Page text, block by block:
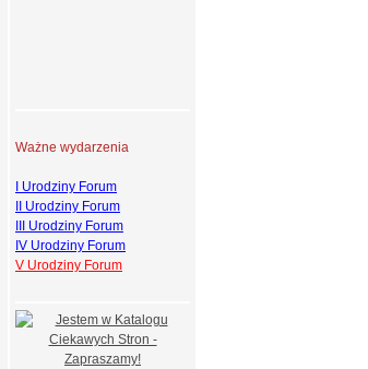
Ważne wydarzenia
I Urodziny Forum
II Urodziny Forum
III Urodziny Forum
IV Urodziny Forum
V Urodziny Forum